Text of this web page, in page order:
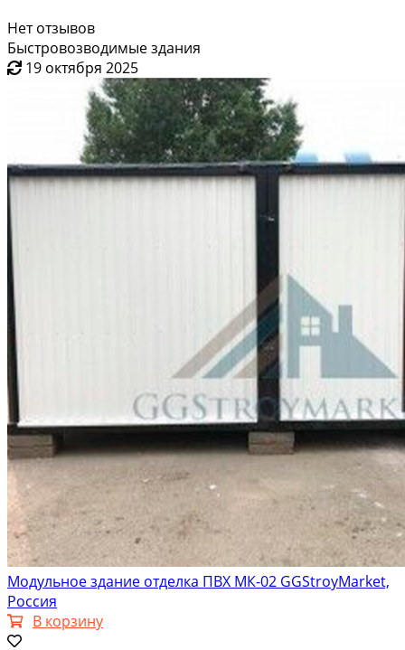
Нет отзывов
Быстровозводимые здания
19 октября 2025
Модульное здание отделка ПВХ МК-02 GGStroyMarket,
Россия
В корзину